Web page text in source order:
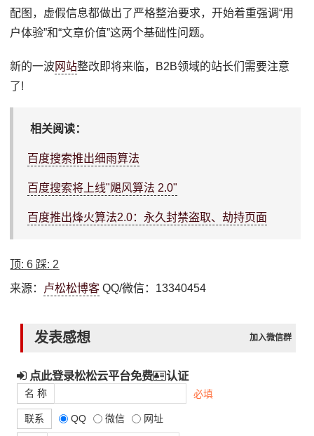
配图，虚假信息都做出了严格整治要求，开始着重强调“用
户体验”和“文章价值”这两个基础性问题。
新的一波网站整改即将来临，B2B领域的站长们需要注意
了!
相关阅读：
百度搜索推出细雨算法
百度搜索将上线"飓风算法 2.0"
百度推出烽火算法2.0：永久封禁盗取、劫持页面
顶:6 踩: 2
来源： 卢松松博客 QQ/微信：13340454
发表感想 加入微信群
点此登录松松云平台免费 认证
名 称 必填
联系 QQ 微信 网址